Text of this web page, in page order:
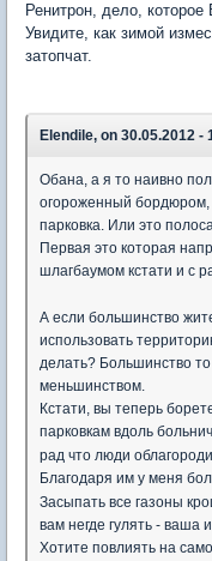
Ренитрон, дело,
Увидите, как зимой
затопчат.
Elendile, on 30.05.2012 -
Обана, а я то наивно
огороженный бордюром,
парковка. Или это
Первая это которая
шлагбаумом кстати и с
А если большинство
использовать
делать? Большинство
меньшинством.
Кстати, вы теперь
парковкам вдоль
рад что люди
Благодаря им у меня
Засыпать все газоны
вам негде гулять - ваша
Хотите повлиять на